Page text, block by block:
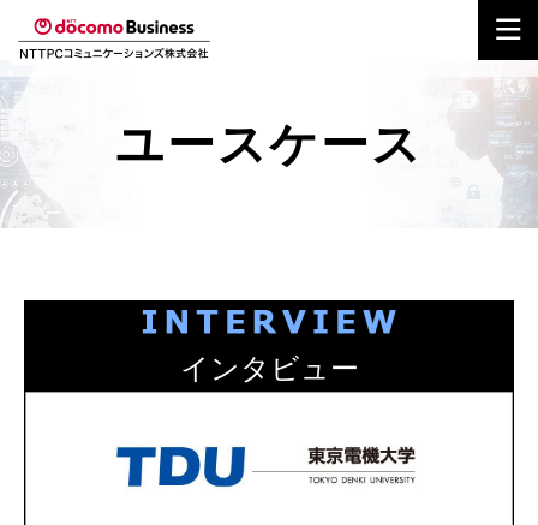
ユースケース
インタビュー